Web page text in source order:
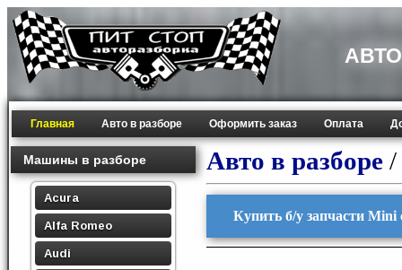
Главная Авто в разборе Оформить заказ Оплата
Машины в разборе
Acura
Alfa Romeo
Audi
Авто в разборе /
Купить б/у запчасти Mini